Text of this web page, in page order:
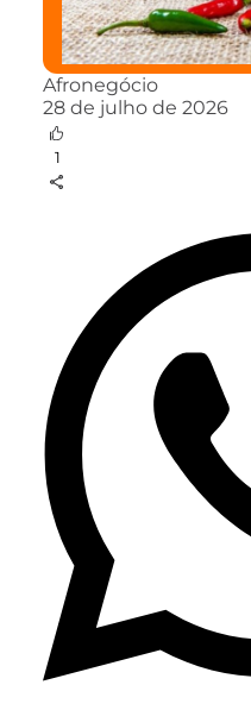
Afronegócio
28 de julho de 2026
1